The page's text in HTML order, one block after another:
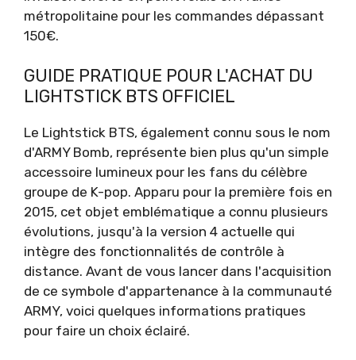
métropolitaine pour les commandes dépassant
150€.
GUIDE PRATIQUE POUR L'ACHAT DU
LIGHTSTICK BTS OFFICIEL
Le Lightstick BTS, également connu sous le nom
d'ARMY Bomb, représente bien plus qu'un simple
accessoire lumineux pour les fans du célèbre
groupe de K-pop. Apparu pour la première fois en
2015, cet objet emblématique a connu plusieurs
évolutions, jusqu'à la version 4 actuelle qui
intègre des fonctionnalités de contrôle à
distance. Avant de vous lancer dans l'acquisition
de ce symbole d'appartenance à la communauté
ARMY, voici quelques informations pratiques
pour faire un choix éclairé.